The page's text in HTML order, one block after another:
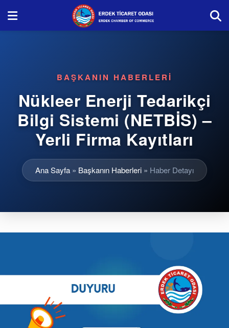
BAŞKANIN HABERLERI
Nükleer Enerji Tedarikçi
Bilgi Sistemi (NETBİS) –
Yerli Firma Kayıtları
Ana Sayfa » Başkanın Haberleri » Haber Detayı